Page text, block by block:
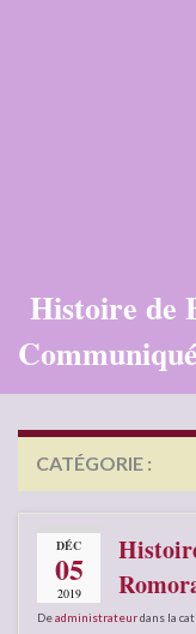
Histoire de
CATÉGORIE :
DÉC
05
2019
Deadministrateurdans la